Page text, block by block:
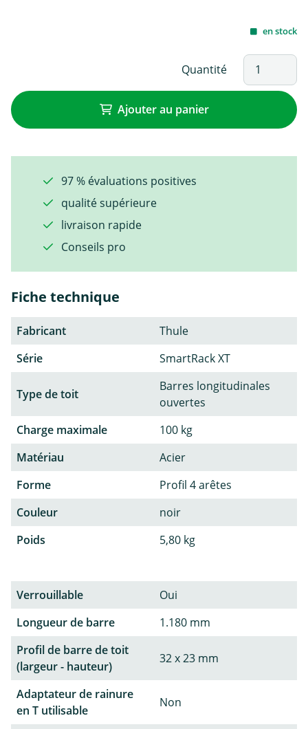
en stock
Quantité
Ajouter au panier
97 % évaluations positives
qualité supérieure
livraison rapide
Conseils pro
Fiche technique
Fabricant
Thule
Série
SmartRack XT
Type de toit
Barres longitudinales
ouvertes
Charge maximale
100 kg
Matériau
Acier
Forme
Profil 4 arêtes
Couleur
noir
Poids
5,80 kg
Verrouillable
Oui
Longueur de barre
1.180 mm
Profil de barre de toit
(largeur - hauteur)
32 x 23 mm
Adaptateur de rainure
en T utilisable
Non